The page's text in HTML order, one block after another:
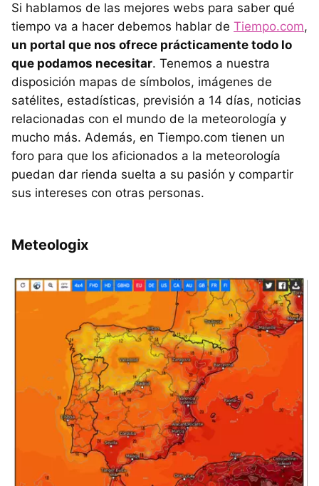
Si hablamos de las mejores webs para saber qué
tiempo va a hacer debemos hablar de Tiempo.com,
un portal que nos ofrece prácticamente todo lo
que podamos necesitar. Tenemos a nuestra
disposición mapas de símbolos, imágenes de
satélites, estadísticas, previsión a 14 días, noticias
relacionadas con el mundo de la meteorología y
mucho más. Además, en Tiempo.com tienen un
foro para que los aficionados a la meteorología
puedan dar rienda suelta a su pasión y compartir
sus intereses con otras personas.
Meteologix